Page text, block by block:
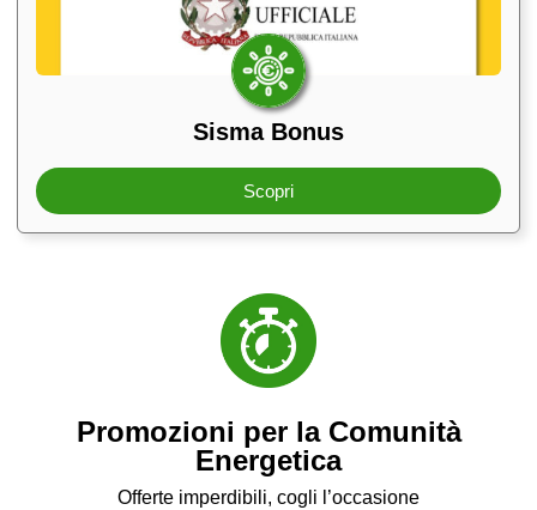
Sisma Bonus
Scopri
Promozioni per la Comunità
Energetica
Offerte imperdibili, cogli l’occasione